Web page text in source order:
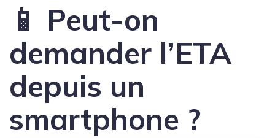
📱 Peut-on
demander l’ETA
depuis un
smartphone ?